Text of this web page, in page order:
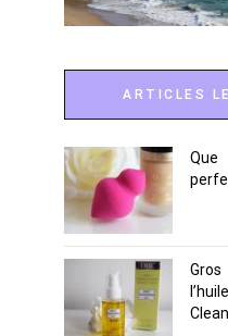
ARTICLES